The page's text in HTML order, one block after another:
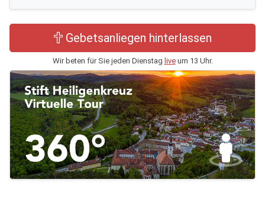
Gebetsanliegen hinterlassen
Wir beten für Sie jeden Dienstag liveum 13 Uhr.